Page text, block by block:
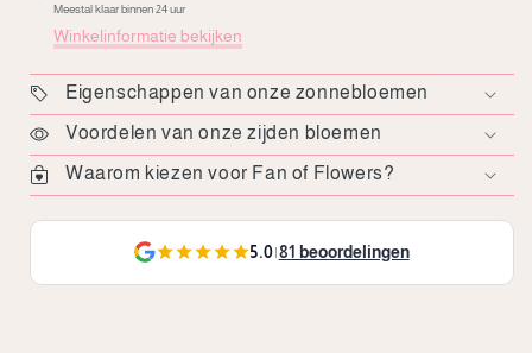
Meestal klaar binnen 24 uur
Winkelinformatie bekijken
Eigenschappen van onze zonnebloemen
Voordelen van onze zijden bloemen
Waarom kiezen voor Fan of Flowers?
5.0|81 beoordelingen